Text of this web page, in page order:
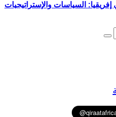
السياسات والإستراتيجيات